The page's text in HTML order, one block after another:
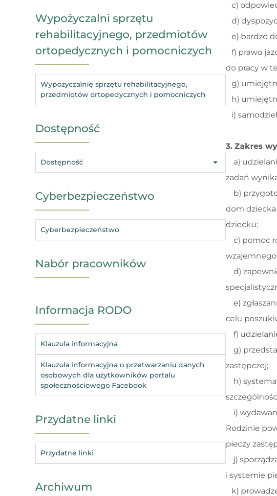
Wypożyczalni sprzętu
rehabilitacyjnego, przedmiotów
ortopedycznych i pomocniczych
Wypożyczalnię sprzętu rehabilitacyjnego,
przedmiotów ortopedycznych i pomocniczych
Dostępność
Dostępność
Cyberbezpieczeństwo
Cyberbezpieczeństwo
Nabór pracowników
Informacja RODO
Klauzula informacyjna
Klauzula informacyjna o przetwarzaniu danych
osobowych dla użytkowników portalu
społecznościowego Facebook
Przydatne linki
Przydatne linki
Archiwum
c)
d)
e) bardzo
f) prawo
do pracy w
g)
h)
i)
3. Zakres
a)
zadań
b)
dom
dziecku;
c) pomoc
d)
e)
celu
f)
g)
zastępczej;
h)
i)
Rodzinie
pieczy
j)
i systemie
k)